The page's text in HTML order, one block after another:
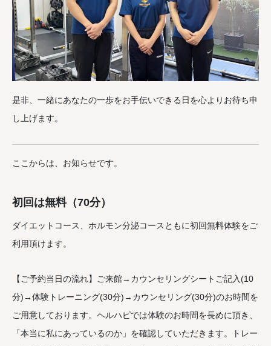
是非、一緒にあなたの一歩をお手伝いできる日を心よりお待ち申
し上げます。
ここからは、お知らせです。
初回は無料（70分）
ダイエットコース、ホルモン分泌コースともに初回無料体験をご
利用頂けます。
【ご予約当日の流れ】ご来館→カウンセリングシートご記入(10
分)→体験トレーニング(30分)→カウンセリング(30分)のお時間を
ご用意しております。ヘルハピでは体験のお時間を長めに頂き、
「本当に私にあっているのか」を確認していただきます。トレー